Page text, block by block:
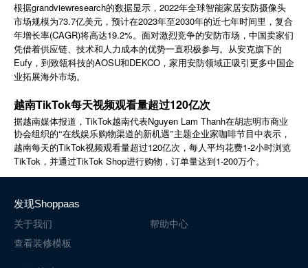
登录 免费使用
根据grandviewresearch的数据显示，2022年全球智能家居安防摄像头
市场规模为73.7亿美元，预计在2023年至2030年的近七年时间里，复合
年增长率(CAGR)将高达19.2%。面对激烈竞争的安防市场，中国卖家们
凭借着供应链、技术和人力成本的优势一直积极参与。从安克旗下的
Eufy，到致瓴科技的AOSU和DEKCO，家用安防领域正吸引更多中国企
业拓展海外市场。
越南TikTok每天视频观看量超过120亿次
据越南媒体报道， TikTok越南代表Nguyen Lam Thanh在胡志明市商业
协会组织的“在线娱乐购物渠道的新机遇”主题企业家咖啡节目中表示，
越南每天的TikTok视频观看量超过120亿次，每人平均花费1-2小时浏览
TikTok ，并通过TikTok Shop进行购物，订单量达到 1-200万个。
发现Shoppaas
关于我们
帮助中心
查看装修模板